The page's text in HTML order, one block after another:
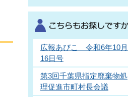
広報あびこ 令和6年10月
16日号
第3回千葉県指定廃棄物処
理促進市町村長会議